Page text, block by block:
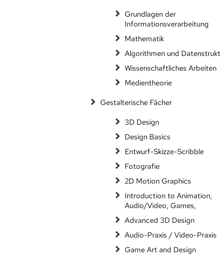
Grundlagen der
Informationsverarbeitung
Mathematik
Algorithmen und
Wissenschaftliches Arbeiten
Medientheorie
Gestalterische Fächer
3D Design
Design Basics
Entwurf-Skizze-Scribble
Fotografie
2D Motion Graphics
Introduction to Animation,
Audio/Video, Games,
Advanced 3D Design
Audio-Praxis / Video-Praxis
Game Art and Design